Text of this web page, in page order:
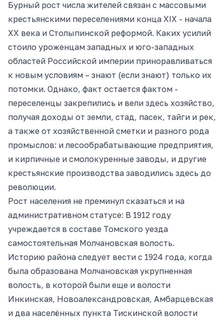
Бурный рост числа жителей связан с массовыми
крестьянскими переселениями конца XIX - начала
ХХ века и Столыпинской реформой. Каких усилий
стоило уроженцам западных и юго-западных
областей Российской империи приноравливаться
к новым условиям – знают (если знают) только их
потомки. Однако, факт остается фактом -
переселенцы закрепились и вели здесь хозяйство,
получая доходы от земли, стад, пасек, тайги и рек,
а также от хозяйственной сметки и разного рода
промыслов: и лесообрабатывающие предприятия,
и кирпичные и смолокуренные заводы, и другие
крестьянские производства заводились здесь до
революции.
Рост населения не преминул сказаться и на
административном статусе: В 1912 году
учреждается в составе Томского уезда
самостоятельная Молчановская волость.
Историю района следует вести с 1924 года, когда
была образована Молчановская укрупненная
волость, в которой были еще и волости
Инкинская, Новоалександровская, Амбарцевская
и два населённых пункта Тискинской волости